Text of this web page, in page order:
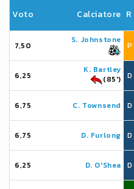
Voto Calciatore R
7,50
S. Johnstone
P
6,25
K. Bartley
(85')
D
6,75 C. Townsend D
6,75 D. Furlong D
6,25 D. O'Shea D